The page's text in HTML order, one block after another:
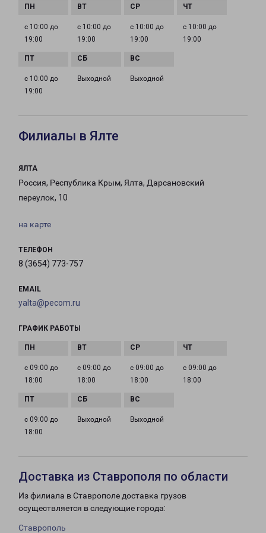
с 10:00 до
19:00
с 10:00 до
19:00
с 10:00 до
19:00
с 10:00 до
19:00
с 10:00 до
19:00
Выходной Выходной
Филиалы в Ялте
ЯЛТА
Россия, Республика Крым, Ялта, Дарсановский
переулок, 10
на карте
ТЕЛЕФОН
8 (3654) 773-757
EMAIL
yalta@pecom.ru
ГРАФИК РАБОТЫ
с 09:00 до
18:00
с 09:00 до
18:00
с 09:00 до
18:00
с 09:00 до
18:00
с 09:00 до
18:00
Выходной Выходной
Доставка из Ставрополя по области
Из филиала в Ставрополе доставка грузов
осуществляется в следующие города:
Ставрополь